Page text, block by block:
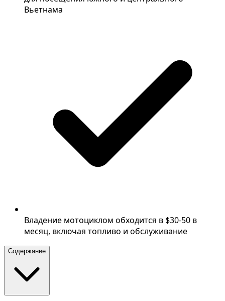
Вьетнама
Владение мотоциклом обходится в $30-50 в
месяц, включая топливо и обслуживание
Содержание